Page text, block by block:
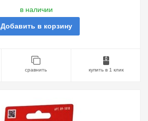
в наличии
Добавить в корзину
сравнить купить в 1 клик